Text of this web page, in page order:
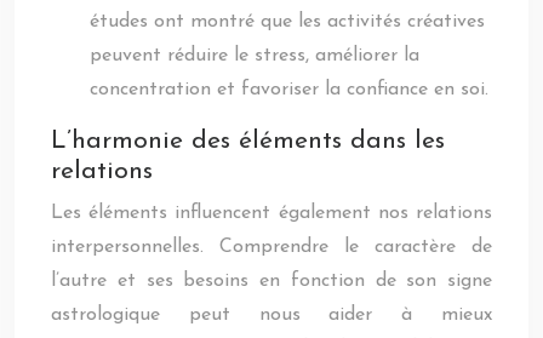
études ont montré que les activités créatives
peuvent réduire le stress, améliorer la
concentration et favoriser la confiance en soi.
L’harmonie des éléments dans les
relations
Les éléments influencent également nos relations
interpersonnelles. Comprendre le caractère de
l’autre et ses besoins en fonction de son signe
astrologique peut nous aider à mieux